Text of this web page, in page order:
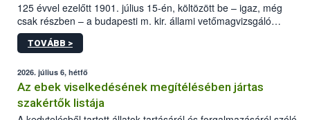
125 évvel ezelőtt 1901. július 15-én, költözött be – igaz, még
csak részben – a budapesti m. kir. állami vetőmagvizsgáló
állomás a Kis Rókus utca 15. szám alatti, Czigler Győző által
tervezett új épületébe.
TOVÁBB >
2026. július 6, hétfő
Az ebek viselkedésének megítélésében jártas
szakértők listája